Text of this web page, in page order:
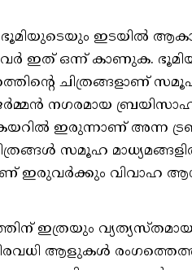
ഭൂമിയുടെയും ഇടയിൽ
ഇത് ഒന്ന് കാണുക.
ചിത്രങ്ങളാണ്
നഗരമായ
ഇരുന്നാണ് അന്ന
സമൂഹ
ഇരുവർക്കും വിവാഹ
ഇത്രയും
ആളുകൾ